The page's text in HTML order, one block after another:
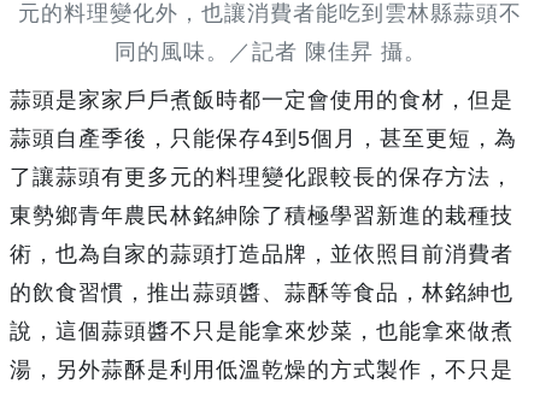
元的料理變化外，也讓消費者能吃到雲林縣蒜頭不
同的風味。／記者 陳佳昇 攝。
蒜頭是家家戶戶煮飯時都一定會使用的食材，但是
蒜頭自產季後，只能保存4到5個月，甚至更短，為
了讓蒜頭有更多元的料理變化跟較長的保存方法，
東勢鄉青年農民林銘紳除了積極學習新進的栽種技
術，也為自家的蒜頭打造品牌，並依照目前消費者
的飲食習慣，推出蒜頭醬、蒜酥等食品，林銘紳也
說，這個蒜頭醬不只是能拿來炒菜，也能拿來做煮
湯，另外蒜酥是利用低溫乾燥的方式製作，不只是